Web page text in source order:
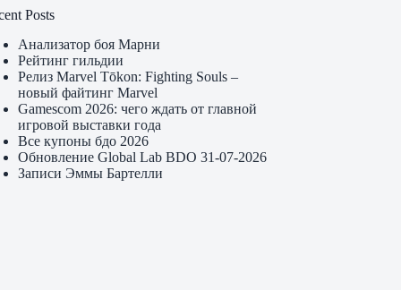
Posts
Анализатор боя Марни
Рейтинг гильдии
Релиз Marvel Tōkon: Fighting Souls –
новый файтинг Marvel
Gamescom 2026: чего ждать от главной
игровой выставки года
Все купоны бдо 2026
Обновление Global Lab BDO 31-07-2026
Записи Эммы Бартелли